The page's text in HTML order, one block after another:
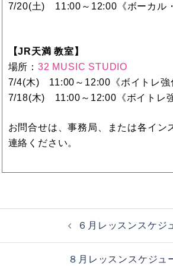
7/20(土) 11:00～12:00《ボーカル
【JR天満 教室】
場所： 32 MUSIC STUDIO
7/4(木) 11:00～12:00《ボイトレ強
7/18(木) 11:00～12:00《ボイトレ強
お問合せは、事務局、または各イン
連絡ください。
６月レッスンスケジ
８月レッスンスケジュ